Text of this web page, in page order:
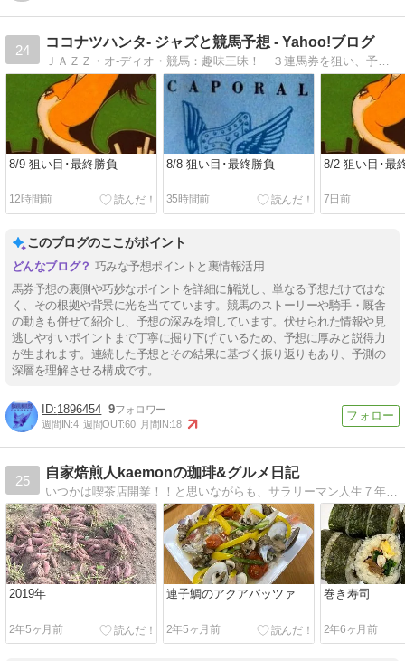
24
ココナツハンタ- ジャズと競馬予想 - Yahoo!ブログ
ＪＡＺＺ・オ-ディオ・競馬：趣味三昧！ ３連馬券を狙い、予想しっぱなしにせず結果も追記
8/9 狙い目･最終勝負
12時間前
8/8 狙い目･最終勝負
35時間前
8/2 狙い目･最
7日前
このブログのここがポイント
巧みな予想ポイントと裏情報活用
馬券予想の裏側や巧妙なポイントを詳細に解説し、単なる予想だけではな
く、その根拠や背景に光を当てています。競馬のストーリーや騎手・厩舎
の動きも併せて紹介し、予想の深みを増しています。伏せられた情報や見
逃しやすいポイントまで丁寧に掘り下げているため、予想に厚みと説得力
が生まれます。連続した予想とその結果に基づく振り返りもあり、予測の
深層を理解させる構成です。
1896454 9
週間IN:4 週間OUT:60 月間IN:18
25
自家焙煎人kaemonの珈琲&グルメ日記
いつかは喫茶店開業！！と思いながらも、サラリーマン人生７年目を迎えてしまった珈琲好き中年男のコーヒーのある日常
2019年
2年5ヶ月前
連子鯛のアクアパッツァ
2年5ヶ月前
巻き寿司
2年6ヶ月前